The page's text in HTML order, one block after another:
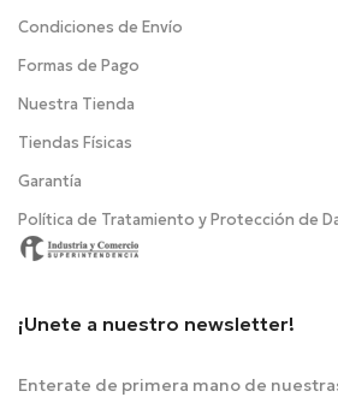
Condiciones de Envío
Formas de Pago
Nuestra Tienda
Tiendas Físicas
Garantía
Política de Tratamiento y Protección de
¡Unete a nuestro newsletter!
Enterate de primera mano de